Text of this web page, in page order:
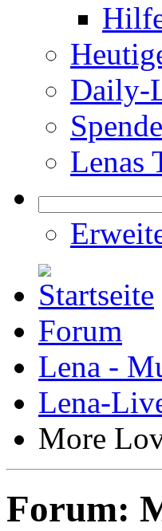
Daily-
Lenas
Forum
Lena -
Lena-
More
Forum: